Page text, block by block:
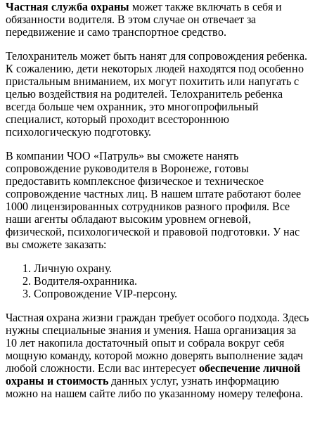
Частная служба охраны может также включать в себя и
обязанности водителя. В этом случае он отвечает за
передвижение и само транспортное средство.
Телохранитель может быть нанят для сопровождения ребенка.
К сожалению, дети некоторых людей находятся под особенно
пристальным вниманием, их могут похитить или напугать с
целью воздействия на родителей. Телохранитель ребенка
всегда больше чем охранник, это многопрофильный
специалист, который проходит всестороннюю
психологическую подготовку.
В компании ЧОО «Патруль» вы сможете нанять
сопровождение руководителя в Воронеже, готовы
предоставить комплексное физическое и техническое
сопровождение частных лиц. В нашем штате работают более
1000 лицензированных сотрудников разного профиля. Все
наши агенты обладают высоким уровнем огневой,
физической, психологической и правовой подготовки. У нас
вы сможете заказать:
Личную охрану.
Водителя-охранника.
Сопровождение VIP-персону.
Частная охрана жизни граждан требует особого подхода. Здесь
нужны специальные знания и умения. Наша организация за
10 лет накопила достаточный опыт и собрала вокруг себя
мощную команду, которой можно доверять выполнение задач
любой сложности. Если вас интересует обеспечение личной
охраны и стоимость данных услуг, узнать информацию
можно на нашем сайте либо по указанному номеру телефона.